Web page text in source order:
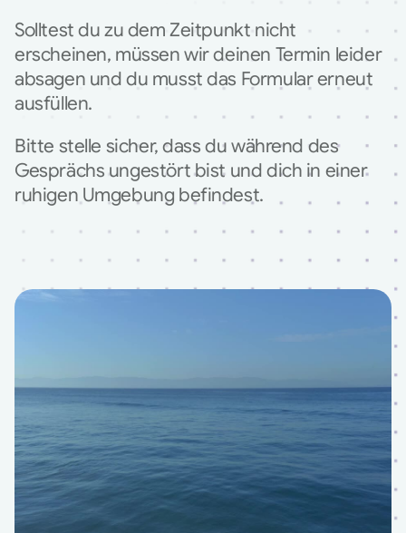
Solltest du zu dem Zeitpunkt nicht
erscheinen, müssen wir deinen Termin leider
absagen und du musst das Formular erneut
ausfüllen.
Bitte stelle sicher, dass du während des
Gesprächs ungestört bist und dich in einer
ruhigen Umgebung befindest.